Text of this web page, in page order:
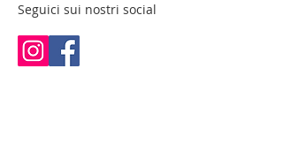
Seguici sui nostri social